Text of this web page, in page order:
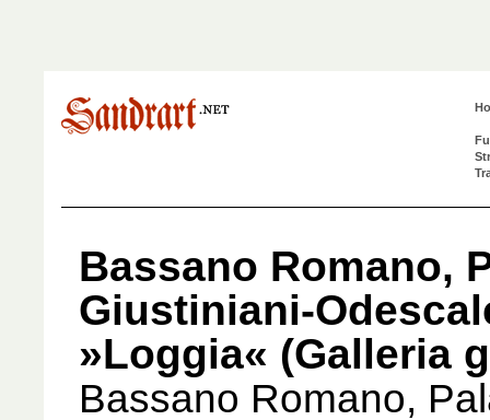
Bassano Romano,
Giustiniani-
»Loggia« (Galleria
Bassano Romano,